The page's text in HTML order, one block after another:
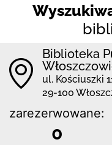
Biblioteka
ul. Kościuszki
29-100
zarezerwowane:
0